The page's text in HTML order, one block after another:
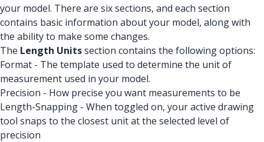
your model. There are six sections, and each section
contains basic information about your model, along with
the ability to make some changes.
The Length Unitssection contains the following options:
Format - The template used to determine the unit of
measurement used in your model.
Precision - How precise you want measurements to be
Length-Snapping - When toggled on, your active drawing
tool snaps to the closest unit at the selected level of
precision